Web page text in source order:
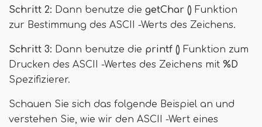
Schritt 2: Dann benutze die getChar () Funktion
zur Bestimmung des ASCII -Werts des Zeichens.
Schritt 3: Dann benutze die printf () Funktion zum
Drucken des ASCII -Wertes des Zeichens mit %D
Spezifizierer.
Schauen Sie sich das folgende Beispiel an und
verstehen Sie, wie wir den ASCII -Wert eines